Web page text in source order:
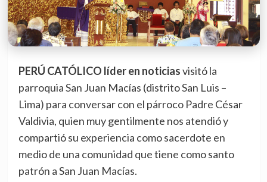
PERÚ CATÓLICO líder en noticiasvisitó la
parroquia San Juan Macías (distrito San Luis –
Lima) para conversar con el párroco Padre César
Valdivia, quien muy gentilmente nos atendió y
compartió su experiencia como sacerdote en
medio de una comunidad que tiene como santo
patrón a San Juan Macías.